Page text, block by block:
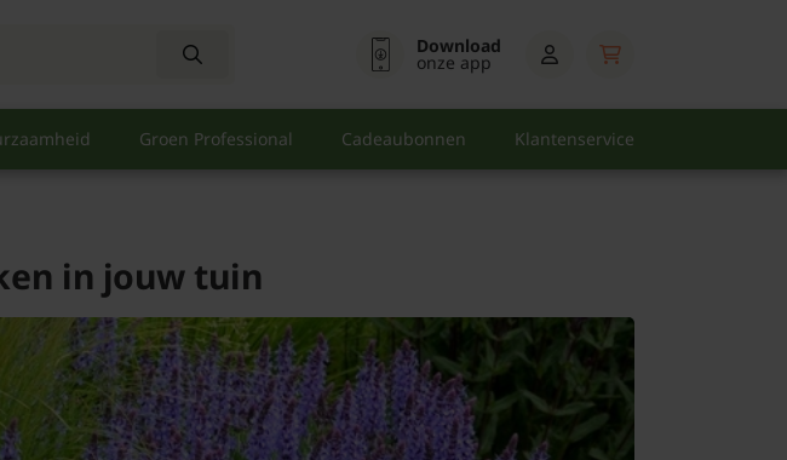
Download
onze app
Groen Professional Cadeaubonnen Klantenservice
in jouw tuin